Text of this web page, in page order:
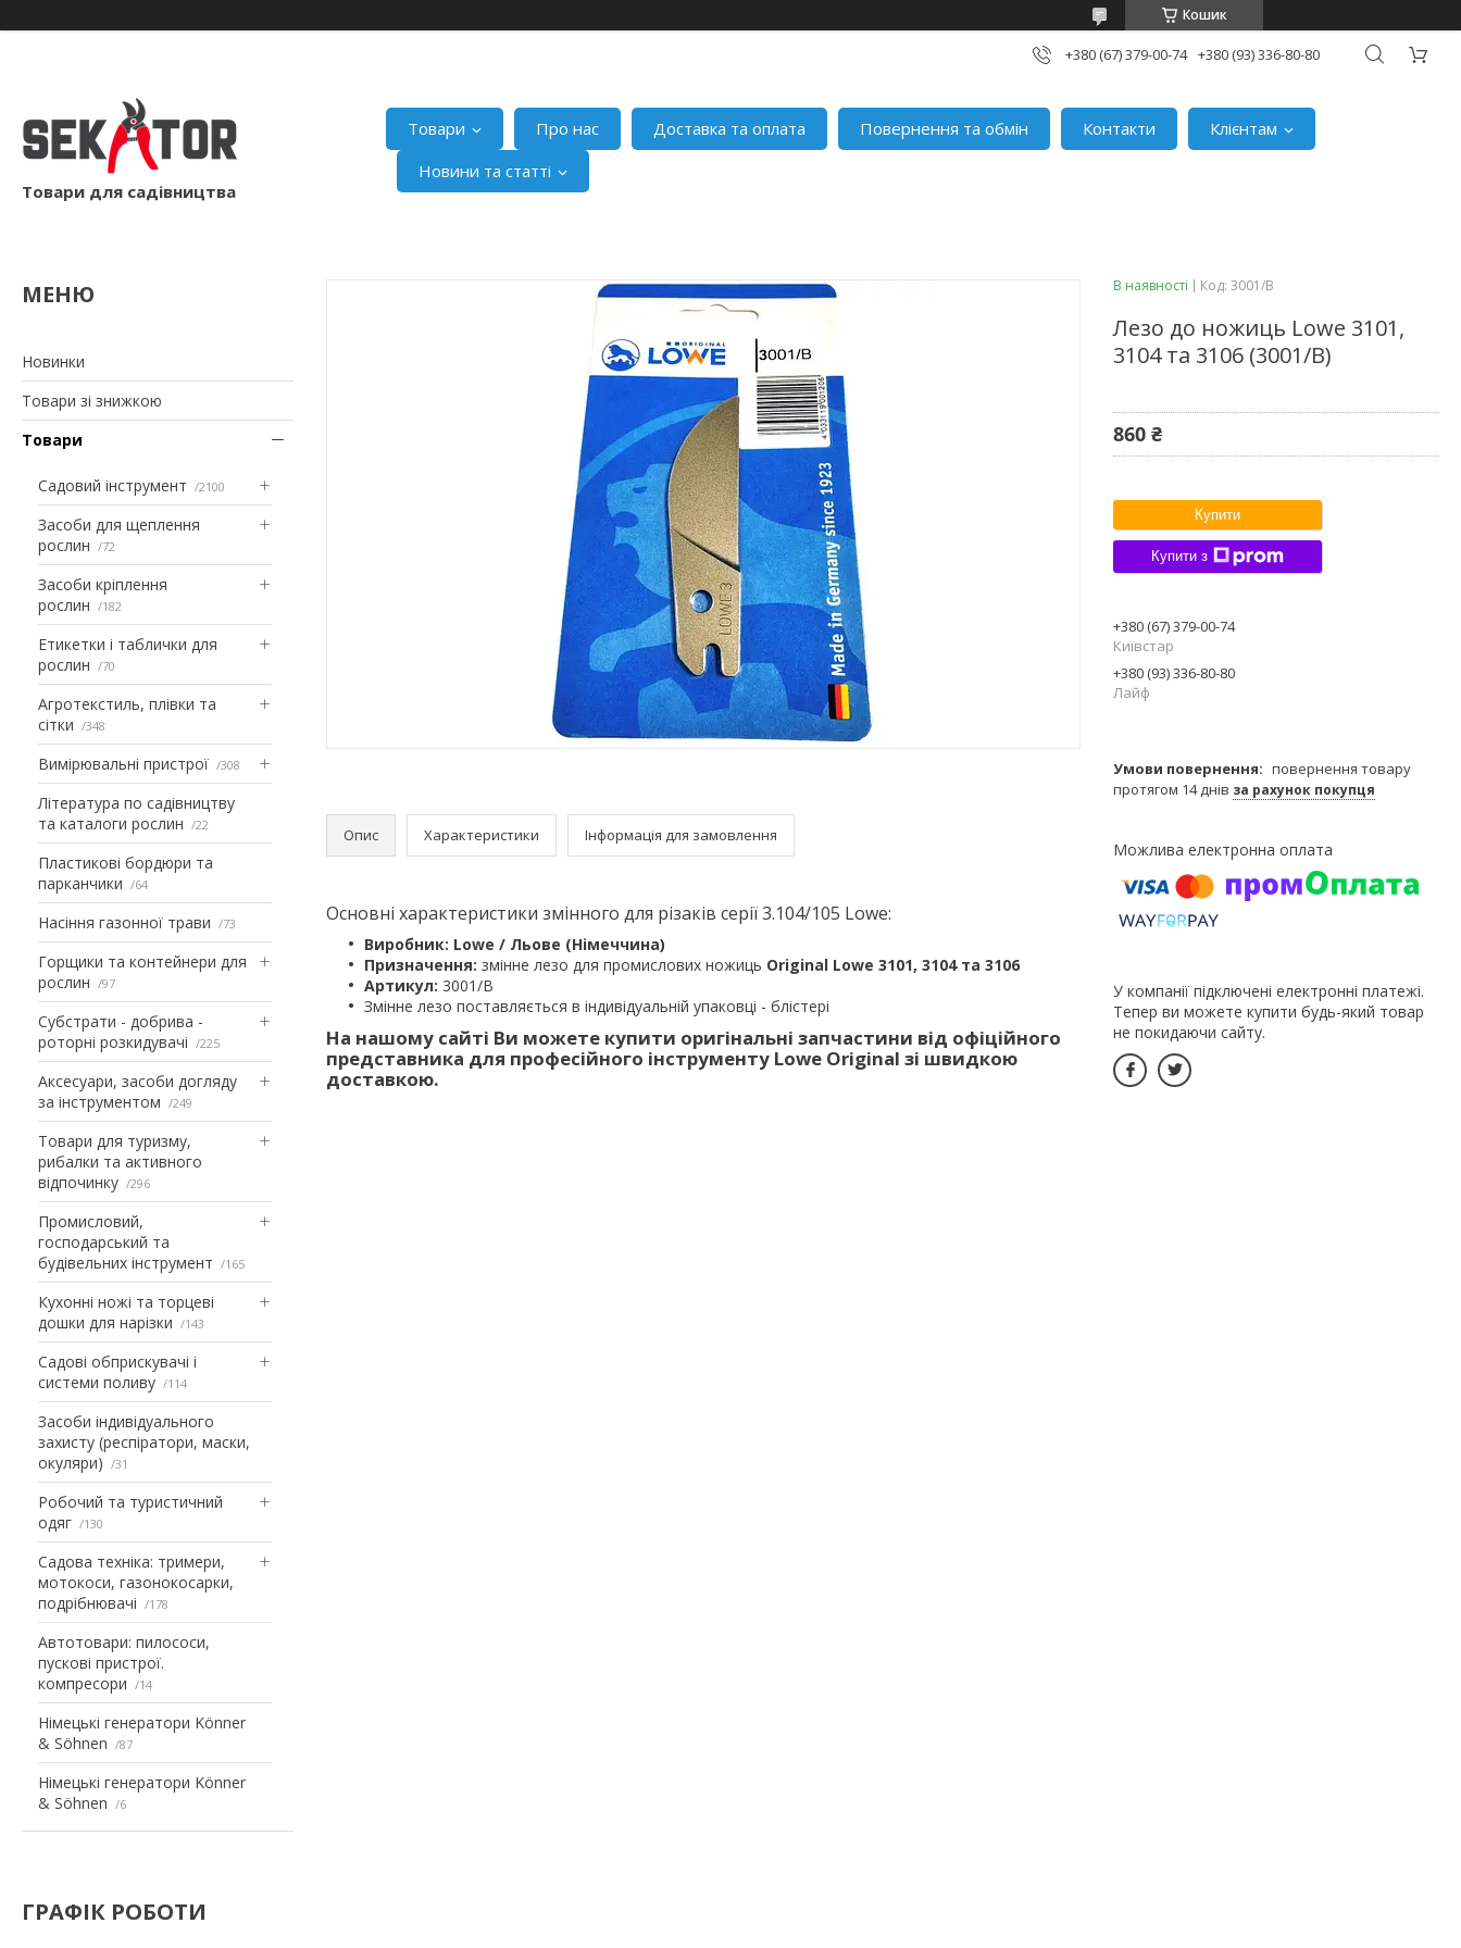
Кошик
+380 (67) 379-00-74 +380 (93) 336-80-80
Товари для садівництва
Товари Про нас Доставка та оплата Повернення та обмін Контакти
Клієнтам
Новини та статті
Новинки
Товари зі знижкою
Товари
Садовий інструмент 2100
Засоби для щеплення
рослин
72
Засоби кріплення
рослин
182
Етикетки і таблички для
рослин
70
Агротекстиль, плівки та
сітки
348
Вимірювальні пристрої 308
Література по садівництву
та каталоги рослин
22
Пластикові бордюри та
парканчики
64
Насіння газонної трави 73
Горщики та контейнери для
рослин
97
Субстрати - добрива -
роторні розкидувачі
225
Аксесуари, засоби догляду
за інструментом
249
Товари для туризму,
рибалки та активного
відпочинку
296
Промисловий,
господарський та
будівельних інструмент
165
Кухонні ножі та торцеві
дошки для нарізки
143
Садові обприскувачі і
системи поливу
114
Засоби індивідуального
захисту (респіратори, маски,
окуляри)
31
Робочий та туристичний
одяг
130
Садова техніка: тримери,
мотокоси, газонокосарки,
подрібнювачі
178
Автотовари: пилососи,
пускові пристрої.
компресори
14
Німецькі генератори Könner
& Söhnen
87
Німецькі генератори Könner
& Söhnen
6
ГРАФІК РОБОТИ
Опис Характеристики Інформація для замовлення
Основні характеристики змінного для різаків серії 3.104/105 Lowe:
Виробник: Lowe / Льове (Німеччина)
Призначення: змінне лезо для промислових ножиць Original Lowe 3101, 3104 та 3106
Артикул: 3001/B
Змінне лезо поставляється в індивідуальній упаковці - блістері
На нашому сайті Ви можете купити оригінальні запчастини від офіційного
представника для професійного інструменту Lowe Original зі швидкою
доставкою.
В наявності Код: 3001/B
Лезо до ножиць Lowe 3101,
3104 та 3106 (3001/B)
860 ₴
Купити
Купити з
+380 (67) 379-00-74
Київстар
+380 (93) 336-80-80
Лайф
повернення товару
протягом 14 днів за рахунок покупця
У компанії підключені електронні платежі.
Тепер ви можете купити будь-який товар
не покидаючи сайту.